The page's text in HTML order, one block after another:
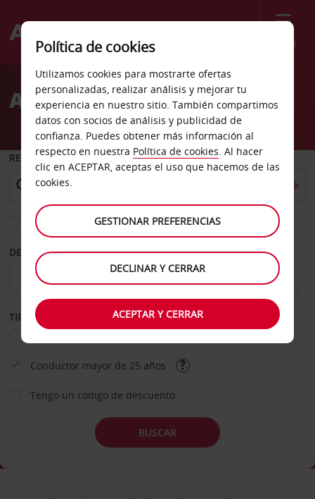
Menú
Welcome
AvisAlquiler de coches Forst
RECOGER EN
Elegir otra oficina de devolución
DESDE HASTA
TIPO DE ALQUILER
Conductor mayor de 25 años
Tengo un código de descuento
BUSCAR
Política de cookies
Utilizamos cookies para mostrarte ofertas
personalizadas, realizar análisis y mejorar tu
experiencia en nuestro sitio. También compartimos
datos con socios de análisis y publicidad de
confianza. Puedes obtener más información al
respecto en nuestra Política de cookies. Al hacer
clic en ACEPTAR, aceptas el uso que hacemos de las
cookies.
GESTIONAR PREFERENCIAS
DECLINAR Y CERRAR
ACEPTAR Y CERRAR